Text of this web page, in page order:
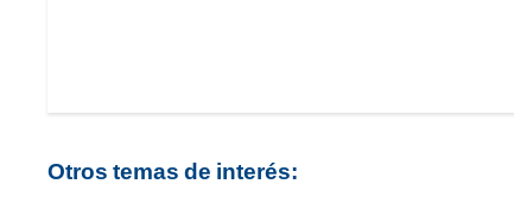
Otros temas de interés: